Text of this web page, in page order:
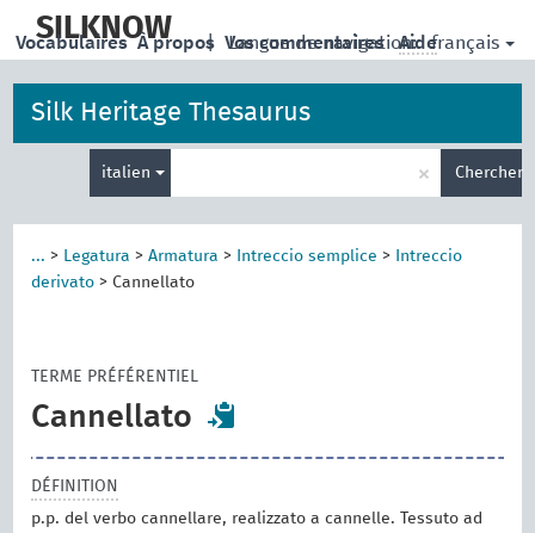
main
SILKNOW | Langue de navigation: français
Vocabulaires À propos Vos commentaires Aide
Silk Heritage Thesaurus
italien
de
recherche
× Chercher
... > Legatura >Armatura > Intreccio semplice >
Intreccio
derivato > Cannellato
TERME PRÉFÉRENTIEL
Cannellato
DÉFINITION
p.p. del verbo cannellare, realizzato a cannelle. Tessuto ad